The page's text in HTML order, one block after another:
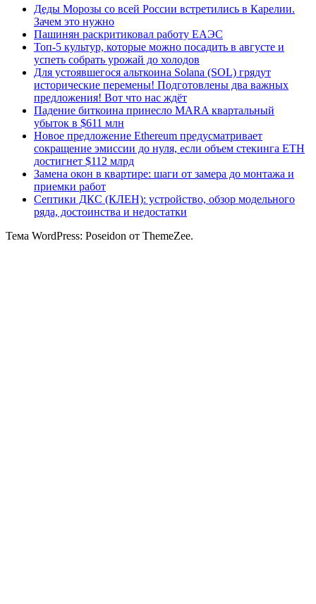
Деды Морозы со всей России встретились в Карелии.
Зачем это нужно
Пашинян раскритиковал работу ЕАЭС
Топ-5 культур, которые можно посадить в августе и
успеть собрать урожай до холодов
Для устоявшегося альткоина Solana (SOL) грядут
исторические перемены! Подготовлены два важных
предложения! Вот что нас ждёт
Падение биткоина принесло MARA квартальный
убыток в $611 млн
Новое предложение Ethereum предусматривает
сокращение эмиссии до нуля, если объем стекинга ETH
достигнет $112 млрд
Замена окон в квартире: шаги от замера до монтажа и
приемки работ
Септики ДКС (КЛЕН): устройство, обзор модельного
ряда, достоинства и недостатки
Тема WordPress: Poseidon от ThemeZee.